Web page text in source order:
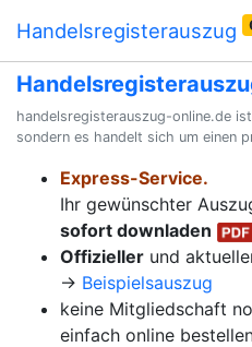
Handelsregisterauszug
handelsregisterauszug-online.de
sondern es handelt sich um einen
Express-Service.
Ihr gewünschter
sofort downladen
Offizieller und
→ Beispielsauszug
keine Mitgliedschaft
einfach online